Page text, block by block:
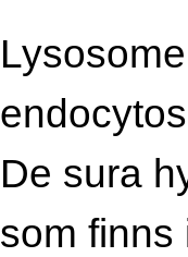
De sura
som finns